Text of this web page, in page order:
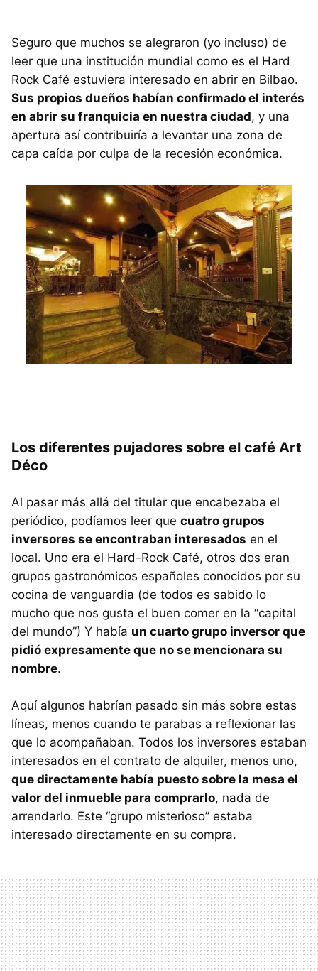
Seguro que muchos se alegraron (yo incluso) de
leer que una institución mundial como es el Hard
Rock Café estuviera interesado en abrir en Bilbao.
Sus propios dueños habían confirmado el interés
en abrir su franquicia en nuestra ciudad, y una
apertura así contribuiría a levantar una zona de
capa caída por culpa de la recesión económica.
Los diferentes pujadores sobre el café Art
Déco
Al pasar más allá del titular que encabezaba el
periódico, podíamos leer que cuatro grupos
inversores se encontraban interesados en el
local. Uno era el Hard-Rock Café, otros dos eran
grupos gastronómicos españoles conocidos por su
cocina de vanguardia (de todos es sabido lo
mucho que nos gusta el buen comer en la “capital
del mundo”) Y había un cuarto grupo inversor que
pidió expresamente que no se mencionara su
nombre.
Aquí algunos habrían pasado sin más sobre estas
líneas, menos cuando te parabas a reflexionar las
que lo acompañaban. Todos los inversores estaban
interesados en el contrato de alquiler, menos uno,
que directamente había puesto sobre la mesa el
valor del inmueble para comprarlo, nada de
arrendarlo. Este “grupo misterioso” estaba
interesado directamente en su compra.